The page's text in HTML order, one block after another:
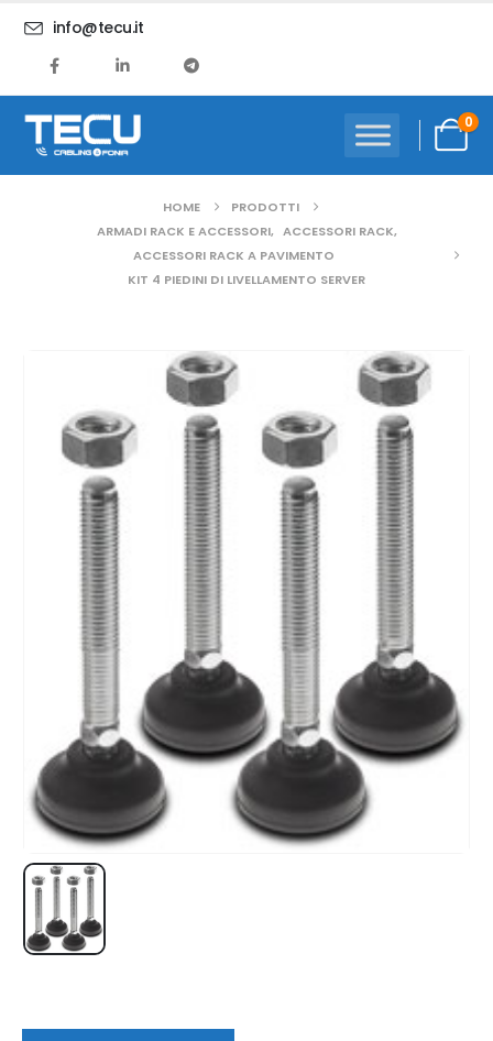
info@tecu.it
0
HOME
PRODOTTI
ARMADI RACK E ACCESSORI, ACCESSORI RACK,
ACCESSORI RACK A PAVIMENTO
KIT 4 PIEDINI DI LIVELLAMENTO SERVER